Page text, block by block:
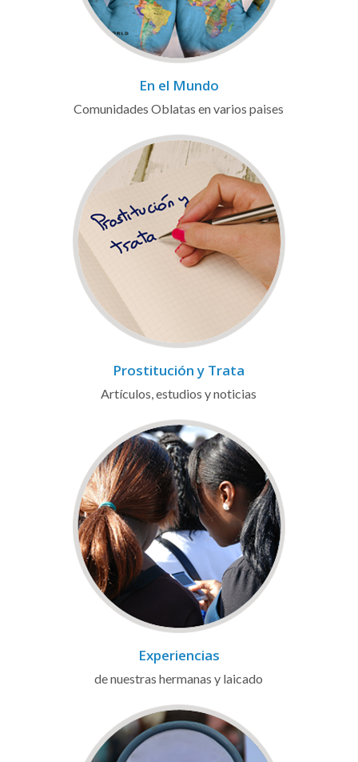
En el Mundo
Comunidades Oblatas en varios paises
Prostitución y Trata
Artículos, estudios y noticias
Experiencias
de nuestras hermanas y laicado